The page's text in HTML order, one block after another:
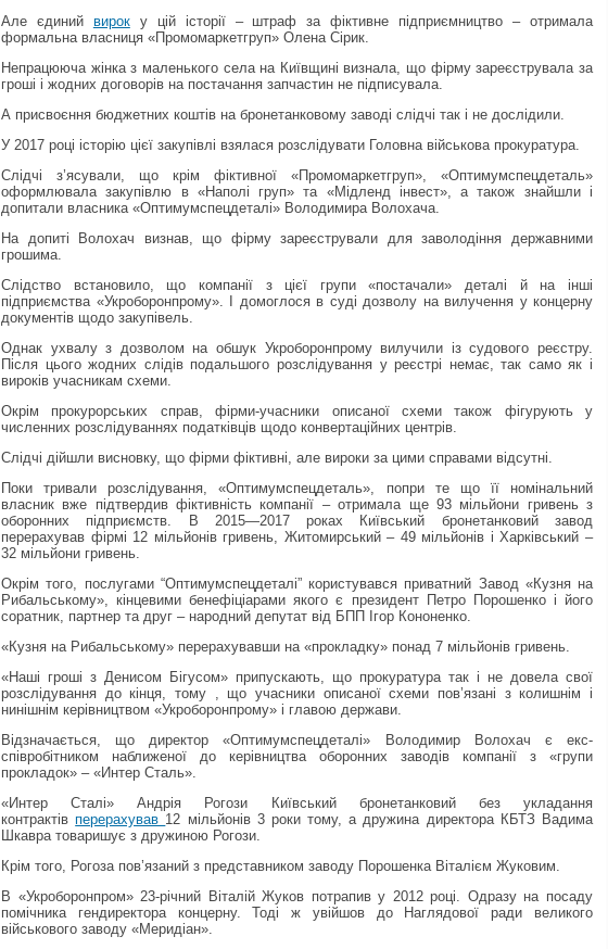
Але єдиний вироку цій історії – штраф за фіктивне підприємництво – отримала
формальна власниця «Промомаркетгруп» Олена Сірик.
Непрацююча жінка з маленького села на Київщині визнала, що фірму зареєструвала за
гроші і жодних договорів на постачання запчастин не підписувала.
А присвоєння бюджетних коштів на бронетанковому заводі слідчі так і не дослідили.
У 2017 році історію цієї закупівлі взялася розслідувати Головна військова прокуратура.
Слідчі з’ясували, що крім фіктивної «Промомаркетгруп», «Оптимумспецдеталь»
оформлювала закупівлю в «Наполі груп» та «Мідленд інвест», а також знайшли і
допитали власника «Оптимумспецдеталі» Володимира Волохача.
На допиті Волохач визнав, що фірму зареєстрували для заволодіння державними
грошима.
Слідство встановило, що компанії з цієї групи «постачали» деталі й на інші
підприємства «Укроборонпрому». І домоглося в суді дозволу на вилучення у концерну
документів щодо закупівель.
Однак ухвалу з дозволом на обшук Укроборонпрому вилучили із судового реєстру.
Після цього жодних слідів подальшого розслідування у реєстрі немає, так само як і
вироків учасникам схеми.
Окрім прокурорських справ, фірми-учасники описаної схеми також фігурують у
численних розслідуваннях податківців щодо конвертаційних центрів.
Слідчі дійшли висновку, що фірми фіктивні, але вироки за цими справами відсутні.
Поки тривали розслідування, «Оптимумспецдеталь», попри те що її номінальний
власник вже підтвердив фіктивність компанії – отримала ще 93 мільйони гривень з
оборонних підприємств. В 2015—2017 роках Київський бронетанковий завод
перерахував фірмі 12 мільйонів гривень, Житомирський – 49 мільйонів і Харківський –
32 мільйони гривень.
Окрім того, послугами “Оптимумспецдеталі” користувався приватний Завод «Кузня на
Рибальському», кінцевими бенефіціарами якого є президент Петро Порошенко і його
соратник, партнер та друг – народний депутат від БПП Ігор Кононенко.
«Кузня на Рибальському» перерахувавши на «прокладку» понад 7 мільйонів гривень.
«Наші гроші з Денисом Бігусом» припускають, що прокуратура так і не довела свої
розслідування до кінця, тому , що учасники описаної схеми пов’язані з колишнім і
нинішнім керівництвом «Укроборонпрому» і главою держави.
Відзначається, що директор «Оптимумспецдеталі» Володимир Волохач є екс-
співробітником наближеної до керівництва оборонних заводів компанії з «групи
прокладок» – «Интер Сталь».
«Интер Сталі» Андрія Рогози Київський бронетанковий без укладання
контрактівперерахував 12 мільйонів 3 роки тому, а дружина директора КБТЗ Вадима
Шкавра товаришує з дружиною Рогози.
Крім того, Рогоза пов’язаний з представником заводу Порошенка Віталієм Жуковим.
В «Укроборонпром» 23-річний Віталій Жуков потрапив у 2012 році. Одразу на посаду
помічника гендиректора концерну. Тоді ж увійшов до Наглядової ради великого
військового заводу «Меридіан».